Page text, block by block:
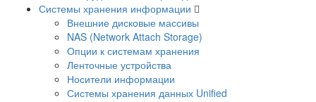
Системы хранения информации
Внешние дисковые массивы
NAS (Network Attach Storage)
Опции к системам хранения
Ленточные устройства
Носители информации
Системы хранения данных Unified